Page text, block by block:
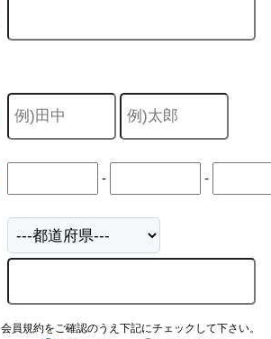
- -
会員規約をご確認のうえ下記にチェックして下さい。